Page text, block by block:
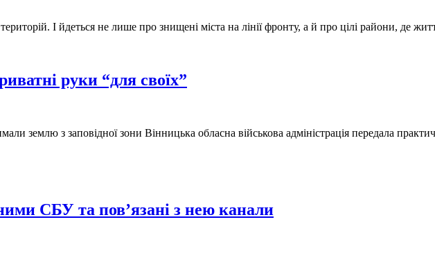
І йдеться не лише про знищені міста на лінії фронту, а й про цілі райони, де
руки “для своїх”
землю з заповідної зони Вінницька обласна військова адміністрація передала
СБУ та пов’язані з нею канали